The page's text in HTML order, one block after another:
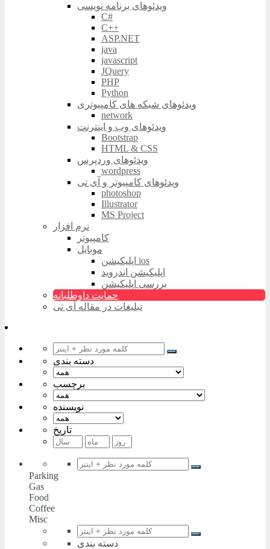
ویدئوهای برنامه نویسی
C#
C++
ASP.NET
java
javascript
JQuery
PHP
Python
ویدئوهای شبکه های کامپیوتری
network
ویدئوهای وب و اینترنت
Bootstrap
HTML & CSS
ویدئوهای وردپرس
wordpress
ویدئوهای کامپیوتر و آی تی
photoshop
Illustrator
MS Project
نرم افزار
کامپیوتر
موبایل
اپلیکیشن ios
اپلیکیشن اندروید
بررسی اپلیکیشن
حمایت داوطلبانه
تبلیغات در مقاله آی تی
دسته بندی
برچسب
نویسنده
تاریخ
Parking
Gas
Food
Coffee
Misc
دسته بندی